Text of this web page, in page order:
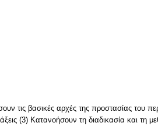
τις βασικές αρχές της προστασίας του
(3) Κατανοήσουν τη διαδικασία και τη